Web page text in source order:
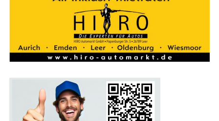
Ein Pro­gramm für die gan­ze Familie